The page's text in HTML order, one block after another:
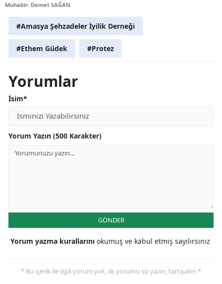
Muhabir: Demet SAĞAN
#Amasya Şehzadeler İyilik Derneği
#Ethem Güdek #Protez
Yorumlar
İsim*
Yorum Yazın (500 Karakter)
GÖNDER
Yorum yazma kurallarını okumuş ve kabul etmiş sayılırsınız
* Bu içerik ile ilgili yorum yok, ilk yorumu siz yazın, tartışalım *